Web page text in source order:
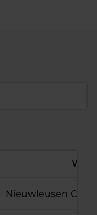
Wijk
Nieuwleusen